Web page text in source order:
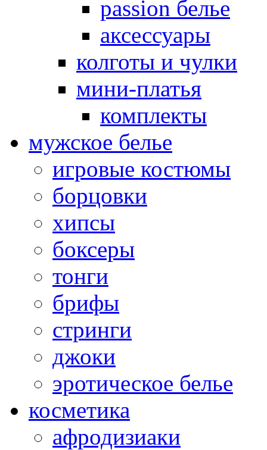
passion белье
аксессуары
колготы и чулки
мини-платья
комплекты
мужское белье
игровые костюмы
борцовки
хипсы
боксеры
тонги
брифы
стринги
джоки
эротическое белье
косметика
афродизиаки